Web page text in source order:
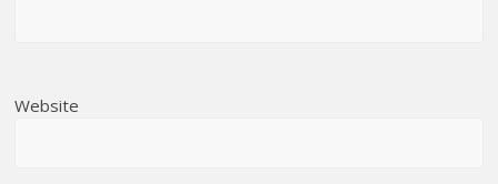
Website